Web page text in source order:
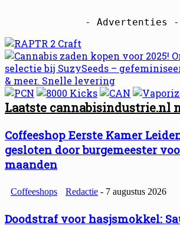
- Advertenties -
Laatste cannabisindustrie.nl
Coffeeshop Eerste Kamer
gesloten door burgemeester
maanden
Coffeeshops Redactie - 7 augustus 2026
Doodstraf voor hasjsmokkel: